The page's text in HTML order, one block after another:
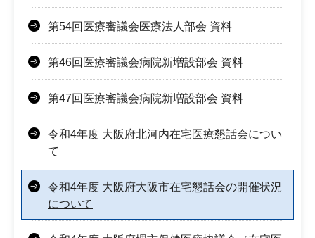
第54回医療審議会医療法人部会 資料
第46回医療審議会病院新増設部会 資料
第47回医療審議会病院新増設部会 資料
令和4年度 大阪府北河内在宅医療懇話会につい
て
令和4年度 大阪府大阪市在宅懇話会の開催状況
について